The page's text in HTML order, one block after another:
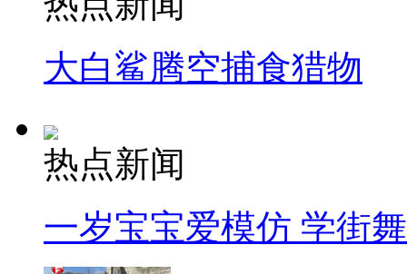
大白鲨腾空捕食猎物
热点新闻
一岁宝宝爱模仿 学街